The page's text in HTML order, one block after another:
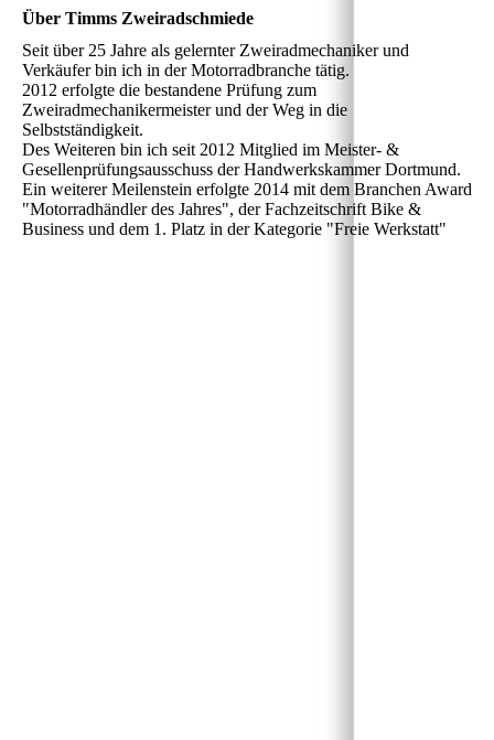
Über Timms Zweiradschmiede
Seit über 25 Jahre als gelernter Zweiradmechaniker und
Verkäufer bin ich in der Motorradbranche tätig.
2012 erfolgte die bestandene Prüfung zum
Zweiradmechanikermeister und der Weg in die
Selbstständigkeit.
Des Weiteren bin ich seit 2012 Mitglied im Meister- &
Gesellenprüfungsausschuss der Handwerkskammer Dortmund.
Ein weiterer Meilenstein erfolgte 2014 mit dem Branchen Award
"Motorradhändler des Jahres", der Fachzeitschrift Bike &
Business und dem 1. Platz in der Kategorie "Freie Werkstatt"